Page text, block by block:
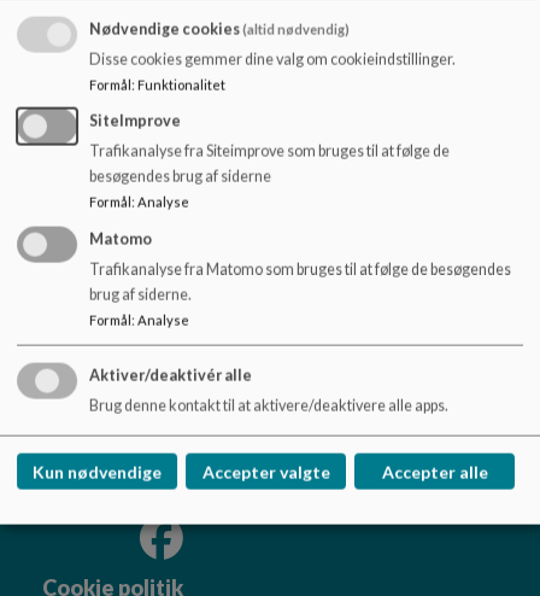
Jeanette Damsgaard
Tlf.: 31 99 80 12
Læs mere på UU-Aalborgs hjemmeside
Filstedvejens Skole
Filstedvej 16, 9000 Aalborg
Filstedvejensskole@aalborg.dk
98160033
EAN NR.
5798003746302
Tilgængelighedserklæring
Sitemap
Cookie politik
Nødvendige cookies(altid nødvendig)
Disse cookies gemmer dine valg om cookieindstillinger.
Formål: Funktionalitet
SiteImprove
Trafikanalyse fra Siteimprove som bruges til at følge de
besøgendes brug af siderne
Formål : Analyse
Matomo
Trafikanalyse fra Matomo som bruges til at følge de besøgendes
brug af siderne.
Formål: Analyse
Aktiver/deaktivér alle
Brug denne kontakt til at aktivere/deaktivere alle apps.
Kun nødvendige Accepter valgte Accepter alle